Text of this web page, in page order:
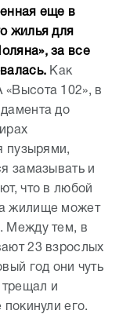
еще в
жилья для
за все
Как
«Высота 102», в
до
пузырями,
замазывать и
что в любой
жилище может
Между тем, в
23 взрослых
год они чуть
трещал и
покинули его.